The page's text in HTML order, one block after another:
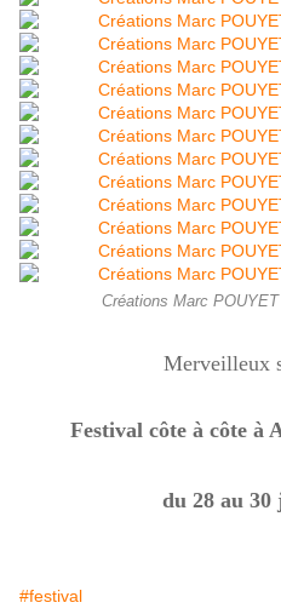
Créations Marc
Merveilleux
Festival côte à côte à
du 28 au 30
#festival